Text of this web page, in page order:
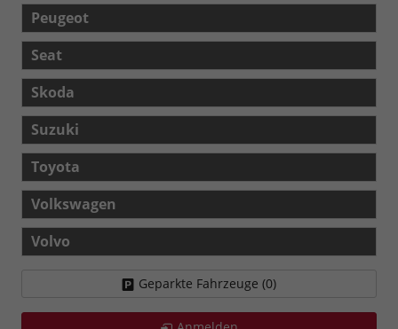
Peugeot
Seat
Skoda
Suzuki
Toyota
Volkswagen
Volvo
Geparkte Fahrzeuge (0)